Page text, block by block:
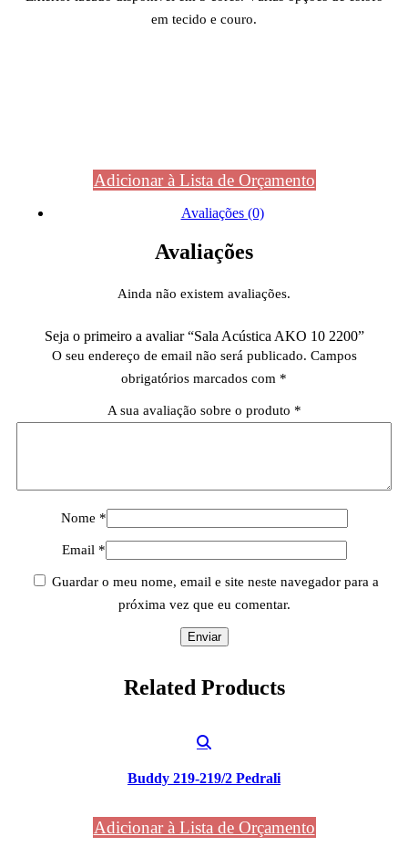
em tecido e couro.
Adicionar à Lista de Orçamento
Avaliações (0)
Avaliações
Ainda não existem avaliações.
Seja o primeiro a avaliar “Sala Acústica AKO 10 2200”
O seu endereço de email não será publicado. Campos
obrigatórios marcados com *
A sua avaliação sobre o produto *
Nome *
Email *
Guardar o meu nome, email e site neste navegador para a
próxima vez que eu comentar.
Related Products
Buddy 219-219/2 Pedrali
Adicionar à Lista de Orçamento